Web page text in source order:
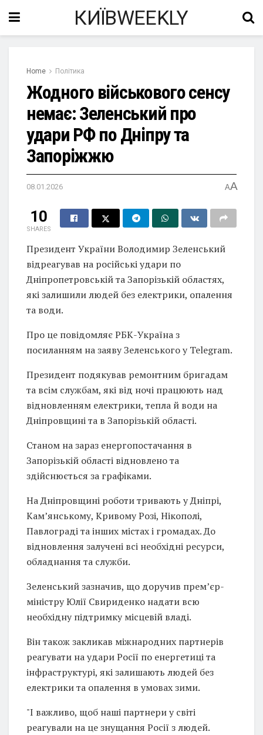
КИЇВWEEKLY
Home Політика
Жодного військового сенсу
немає: Зеленський про
удари РФ по Дніпру та
Запоріжжю
08.01.2026 AA
10
SHARES
Президент України Володимир Зеленський
відреагував на російські удари по
Дніпропетровській та Запорізькій областях,
які залишили людей без електрики, опалення
та води.
Про це повідомляє РБК-Україна з
посиланням на заяву Зеленського у Telegram.
Президент подякував ремонтним бригадам
та всім службам, які від ночі працюють над
відновленням електрики, тепла й води на
Дніпровщині та в Запорізькій області.
Станом на зараз енергопостачання в
Запорізькій області відновлено та
здійснюється за графіками.
На Дніпровщині роботи тривають у Дніпрі,
Кам’янському, Кривому Розі, Нікополі,
Павлограді та інших містах і громадах. До
відновлення залучені всі необхідні ресурси,
обладнання та служби.
Зеленський зазначив, що доручив прем’єр-
міністру Юлії Свириденко надати всю
необхідну підтримку місцевій владі.
Він також закликав міжнародних партнерів
реагувати на удари Росії по енергетиці та
інфраструктурі, які залишають людей без
електрики та опалення в умовах зими.
"І важливо, щоб наші партнери у світі
реагували на це знущання Росії з людей.